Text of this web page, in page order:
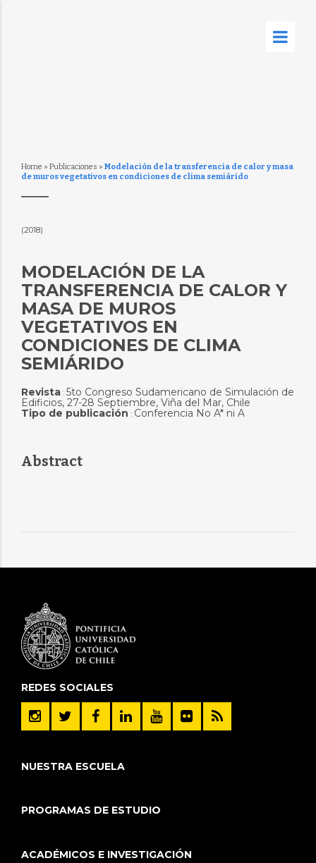
Home » Publicaciones » Modelación de la transferencia de calor y masa
de muros vegetativos en condiciones de clima semiárido
(2018)
MODELACIÓN DE LA
TRANSFERENCIA DE CALOR Y
MASA DE MUROS
VEGETATIVOS EN
CONDICIONES DE CLIMA
SEMIÁRIDO
Revista: 5to Congreso Sudamericano de Simulación de
Edificios, 27-28 Septiembre, Viña del Mar, Chile
Tipo de publicación : Conferencia No A* ni A
Abstract
REDES SOCIALES
NUESTRA ESCUELA
PROGRAMAS DE ESTUDIO
ACADÉMICOS E INVESTIGACIÓN